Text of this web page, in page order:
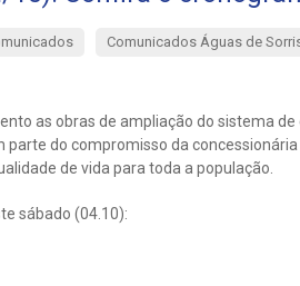
Comunicados Águas de
as obras de ampliação do sistema
do compromisso da
de vida para toda a população.
sábado (04.10):